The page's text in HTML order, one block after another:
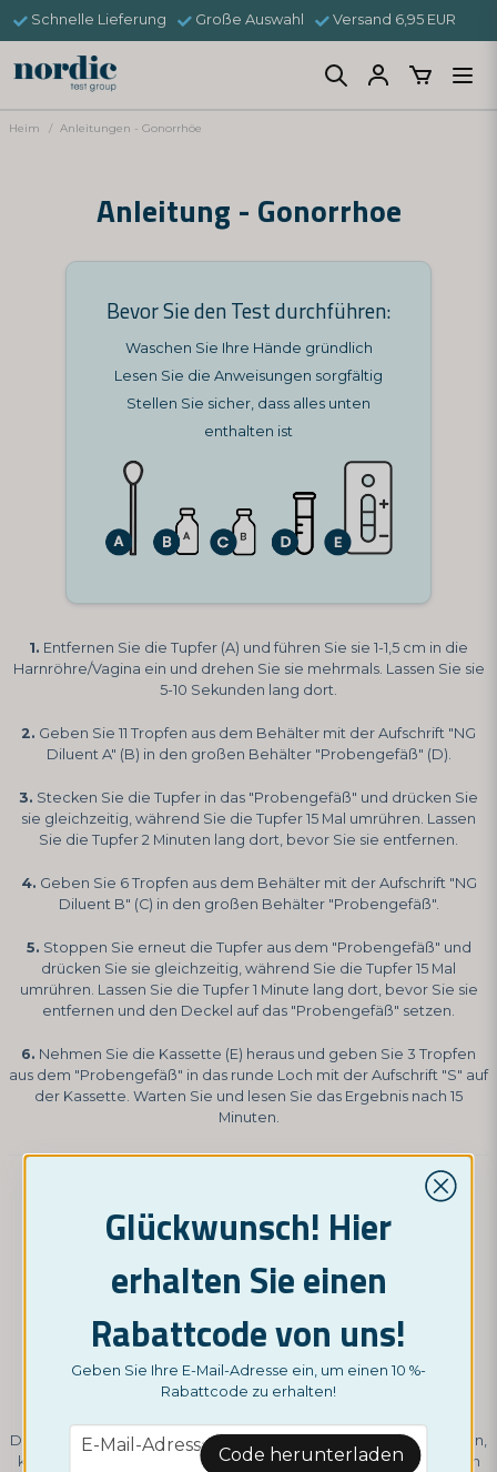
Schnelle Lieferung Große Auswahl Versand 6,95 EUR
Heim Anleitungen - Gonorrhöe
Anleitung - Gonorrhoe
Bevor Sie den Test durchführen:
Waschen Sie Ihre Hände gründlich
Lesen Sie die Anweisungen sorgfältig
Stellen Sie sicher, dass alles unten
enthalten ist
1. Entfernen Sie die Tupfer (A) und führen Sie sie 1-1,5 cm in die
Harnröhre/Vagina ein und drehen Sie sie mehrmals. Lassen Sie sie
5-10 Sekunden lang dort.
2. Geben Sie 11 Tropfen aus dem Behälter mit der Aufschrift "NG
Diluent A" (B) in den großen Behälter "Probengefäß" (D).
3. Stecken Sie die Tupfer in das "Probengefäß" und drücken Sie
sie gleichzeitig, während Sie die Tupfer 15 Mal umrühren. Lassen
Sie die Tupfer 2 Minuten lang dort, bevor Sie sie entfernen.
4. Geben Sie 6 Tropfen aus dem Behälter mit der Aufschrift "NG
Diluent B" (C) in den großen Behälter "Probengefäß".
5. Stoppen Sie erneut die Tupfer aus dem "Probengefäß" und
drücken Sie sie gleichzeitig, während Sie die Tupfer 15 Mal
umrühren. Lassen Sie die Tupfer 1 Minute lang dort, bevor Sie sie
entfernen und den Deckel auf das "Probengefäß" setzen.
6. Nehmen Sie die Kassette (E) heraus und geben Sie 3 Tropfen
aus dem "Probengefäß" in das runde Loch mit der Aufschrift "S" auf
der Kassette. Warten Sie und lesen Sie das Ergebnis nach 15
Minuten.
Durchführung des Tests oder zum Ablesen des Ergebnisses haben,
kontaktieren Sie bitte unseren Kundenservice. Sie sind Experten
Glückwunsch! Hier
erhalten Sie einen
Rabattcode von uns!
Geben Sie Ihre E-Mail-Adresse ein, um einen 10 %-
Rabattcode zu erhalten!
email
E-Mail-Adresse Code herunterladen